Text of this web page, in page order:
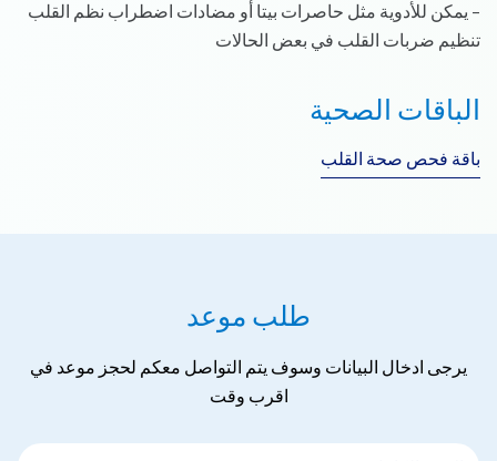
الباقات الصحية
باقة فحص صحة القلب
– يمكن للأدوية مثل حاصرات بيتا أو مضادات اضطراب نظم القلب
تنظيم ضربات القلب في بعض الحالات
طلب موعد
يرجى ادخال البيانات وسوف يتم التواصل معكم لحجز موعد في
اقرب وقت